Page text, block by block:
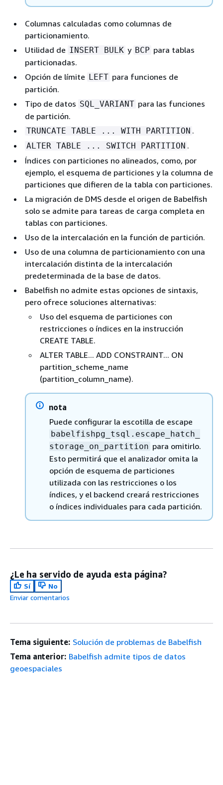
Columnas calculadas como columnas de
particionamiento.
Utilidad de INSERT BULK y BCP para tablas
particionadas.
Opción de límite LEFT para funciones de
partición.
Tipo de datos SQL_VARIANT para las funciones
de partición.
TRUNCATE TABLE ... WITH PARTITION .
ALTER TABLE ... SWITCH PARTITION .
Índices con particiones no alineados, como, por
ejemplo, el esquema de particiones y la columna de
particiones que difieren de la tabla con particiones.
La migración de DMS desde el origen de Babelfish
solo se admite para tareas de carga completa en
tablas con particiones.
Uso de la intercalación en la función de partición.
Uso de una columna de particionamiento con una
intercalación distinta de la intercalación
predeterminada de la base de datos.
Babelfish no admite estas opciones de sintaxis,
pero ofrece soluciones alternativas:
Uso del esquema de particiones con
restricciones o índices en la instrucción
CREATE TABLE.
ALTER TABLE... ADD CONSTRAINT... ON
partition_scheme_name
(partition_column_name).
nota
Puede configurar la escotilla de escape
babelfishpg_tsql.escape_hatch_
storage_on_partition para omitirlo.
Esto permitirá que el analizador omita la
opción de esquema de particiones
utilizada con las restricciones o los
índices, y el backend creará restricciones
o índices individuales para cada partición.
¿Le ha servido de ayuda esta página?
Sí
No
Enviar comentarios
Tema siguiente: Solución de problemas de Babelfish
Tema anterior: Babelfish admite tipos de datos
geoespaciales